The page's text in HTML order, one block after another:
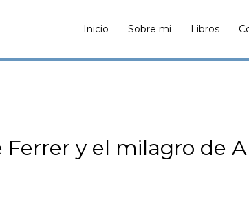
Inicio Sobre mi Libros
Ferrer y el milagro de